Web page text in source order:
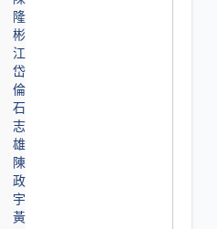
隆
彬
江
岱
倫
石
志
雄
陳
政
宇
黃